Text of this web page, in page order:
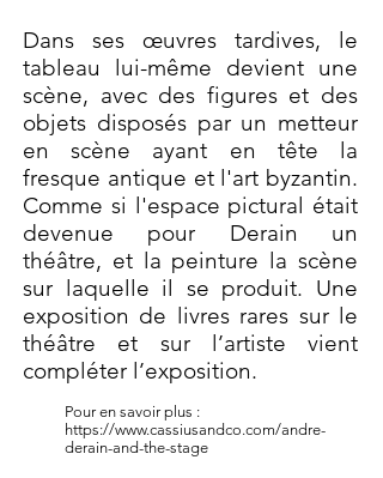
Dans ses œuvres tardives, le
tableau lui-même devient une
scène, avec des figures et des
objets disposés par un metteur
en scène ayant en tête la
fresque antique et l'art byzantin.
Comme si l'espace pictural était
devenue pour Derain un
théâtre, et la peinture la scène
sur laquelle il se produit. Une
exposition de livres rares sur le
théâtre et sur l’artiste vient
compléter l’exposition.
Pour en savoir plus :
https://www.cassiusandco.com/andre-
derain-and-the-stage